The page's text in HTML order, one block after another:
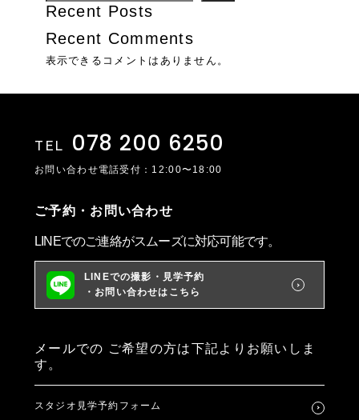
Recent Posts
Recent Comments
表示できるコメントはありません。
TEL 078 200 6250
お問い合わせ電話受付：12:00〜18:00
ご予約・お問い合わせ
LINEでのご連絡がスムーズに対応可能です。
LINEでの撮影・見学予約
・お問い合わせはこちら
メールでの ご希望の方は下記よりお願いしま
す。
スタジオ見学予約フォーム